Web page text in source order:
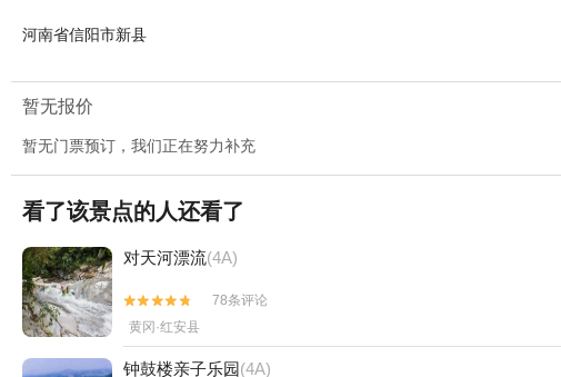
河南省信阳市新县
暂无报价
暂无门票预订，我们正在努力补充
看了该景点的人还看了
对天河漂流(4A)


78条评论
黄冈·红安县
钟鼓楼亲子乐园(4A)